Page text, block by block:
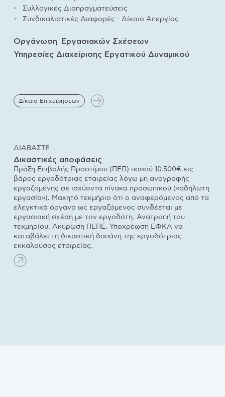
Συλλογικές Διαπραγματεύσεις
Συνδικαλιστικές Διαφορές - Δίκαιο Απεργίας
Οργάνωση
Εργασιακών Σχέσεων
Υπηρεσίες Διαχείρισης Εργατικού Δυναμικού
Δίκαιο Επιχειρήσεων
ΔΙΑΒΑΣΤΕ
Δικαστικές αποφάσεις
Πράξη Επιβολής Προστίμου (ΠΕΠ) ποσού 10.500€ εις
βάρος εργοδότριας εταιρείας λόγω μη αναγραφής
εργαζομένης σε ισχύοντα πίνακα προσωπικού («αδήλωτη
εργασία»). Μαχητό τεκμήριο ότι ο αναφερόμενος από τα
ελεγκτικά όργανα ως εργαζόμενος συνδέεται με
εργασιακή σχέση με τον εργοδότη. Ανατροπή του
τεκμηρίου. Ακύρωση ΠΕΠΕ. Υποχρέωση ΕΦΚΑ να
καταβάλει τη δικαστική δαπάνη της εργοδότριας –
εκκαλούσας εταιρείας.